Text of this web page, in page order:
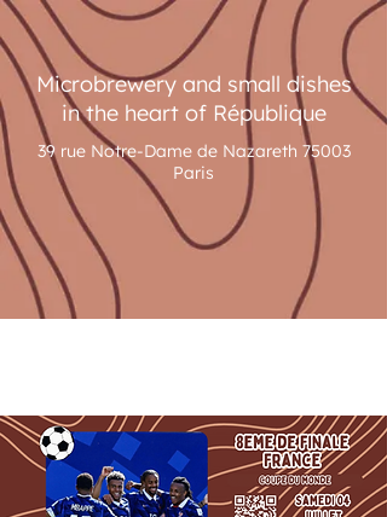
Microbrewery and small dishes
in the heart of République
39 rue Notre-Dame de Nazareth 75003
Paris